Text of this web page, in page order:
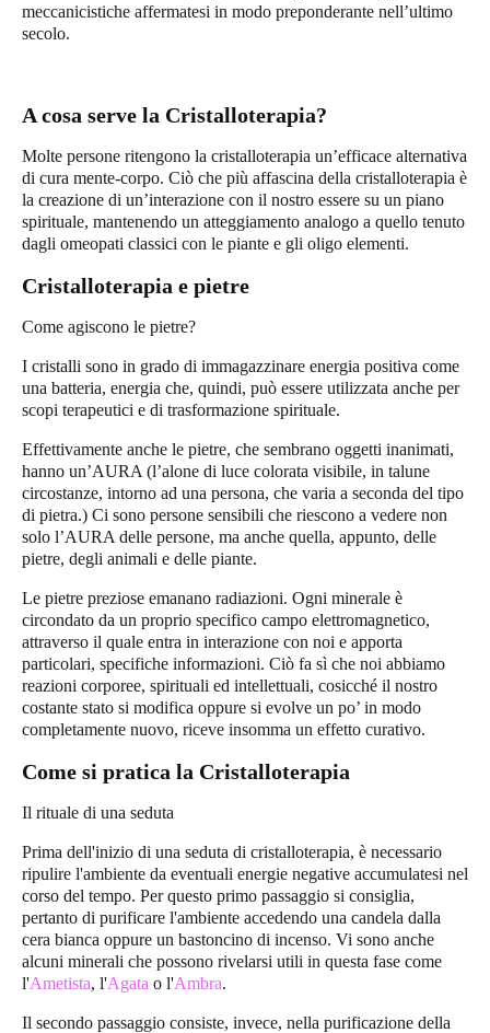
meccanicistiche affermatesi in modo preponderante nell’ultimo
secolo.
A cosa serve la Cristalloterapia?
Molte persone ritengono la cristalloterapia un’efficace alternativa
di cura mente-corpo. Ciò che più affascina della cristalloterapia è
la creazione di un’interazione con il nostro essere su un piano
spirituale, mantenendo un atteggiamento analogo a quello tenuto
dagli omeopati classici con le piante e gli oligo elementi.
Cristalloterapia e pietre
Come agiscono le pietre?
I cristalli sono in grado di immagazzinare energia positiva come
una batteria, energia che, quindi, può essere utilizzata anche per
scopi terapeutici e di trasformazione spirituale.
Effettivamente anche le pietre, che sembrano oggetti inanimati,
hanno un’AURA (l’alone di luce colorata visibile, in talune
circostanze, intorno ad una persona, che varia a seconda del tipo
di pietra.) Ci sono persone sensibili che riescono a vedere non
solo l’AURA delle persone, ma anche quella, appunto, delle
pietre, degli animali e delle piante.
Le pietre preziose emanano radiazioni. Ogni minerale è
circondato da un proprio specifico campo elettromagnetico,
attraverso il quale entra in interazione con noi e apporta
particolari, specifiche informazioni. Ciò fa sì che noi abbiamo
reazioni corporee, spirituali ed intellettuali, cosicché il nostro
costante stato si modifica oppure si evolve un po’ in modo
completamente nuovo, riceve insomma un effetto curativo.
Come si pratica la Cristalloterapia
Il rituale di una seduta
Prima dell'inizio di una seduta di cristalloterapia, è necessario
ripulire l'ambiente da eventuali energie negative accumulatesi nel
corso del tempo. Per questo primo passaggio si consiglia,
pertanto di purificare l'ambiente accedendo una candela dalla
cera bianca oppure un bastoncino di incenso. Vi sono anche
alcuni minerali che possono rivelarsi utili in questa fase come
l'Ametista, l'Agata o l'Ambra.
Il secondo passaggio consiste, invece, nella purificazione della